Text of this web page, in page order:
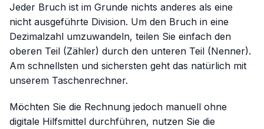
Jeder Bruch ist im Grunde nichts anderes als eine
nicht ausgeführte Division. Um den Bruch in eine
Dezimalzahl umzuwandeln, teilen Sie einfach den
oberen Teil (Zähler) durch den unteren Teil (Nenner).
Am schnellsten und sichersten geht das natürlich mit
unserem Taschenrechner.
Möchten Sie die Rechnung jedoch manuell ohne
digitale Hilfsmittel durchführen, nutzen Sie die